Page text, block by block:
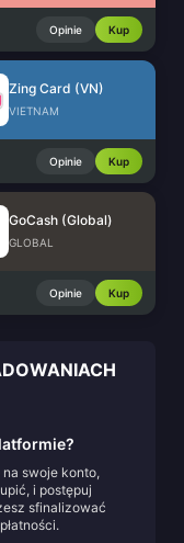
Opinie Kup
Zing Card (VN)
VIETNAM
Opinie Kup
GoCash (Global)
GLOBAL
Opinie Kup
swoje konto,
i postępuj
sfinalizować